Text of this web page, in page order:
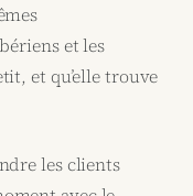
et les
et qu’elle trouve
les clients